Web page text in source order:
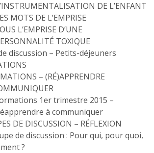
DE L’ENFANT
MOTS DE L’EMPRISE
L’EMPRISE D’UNE
TOXIQUE
discussion – Petits-déjeuners
– (RÉ)APPRENDRE
1er trimestre 2015 –
à communiquer
DE DISCUSSION – RÉFLEXION
de discussion : Pour qui, pour quoi,
?